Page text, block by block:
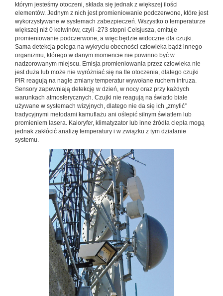
którym jesteśmy otoczeni, składa się jednak z większej ilości
elementów. Jednym z nich jest promieniowanie podczerwone, które jest
wykorzystywane w systemach zabezpieczeń. Wszystko o temperaturze
większej niż 0 kelwinów, czyli -273 stopni Celsjusza, emituje
promieniowanie podczerwone, a więc będzie widoczne dla czujki.
Sama detekcja polega na wykryciu obecności człowieka bądź innego
organizmu, którego w danym momencie nie powinno być w
nadzorowanym miejscu. Emisja promieniowania przez człowieka nie
jest duża lub może nie wyróżniać się na tle otoczenia, dlatego czujki
PIR reagują na nagłe zmiany temperatur wywołane ruchem intruza.
Sensory zapewniają detekcję w dzień, w nocy oraz przy każdych
warunkach atmosferycznych. Czujki nie reagują na światło białe
używane w systemach wizyjnych, dlatego nie da się ich „zmylić”
tradycyjnymi metodami kamuflażu ani oślepić silnym światłem lub
promieniem lasera. Kaloryfer, klimatyzator lub inne źródła ciepła mogą
jednak zakłócić analizę temperatury i w związku z tym działanie
systemu.